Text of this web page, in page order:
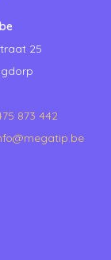
25
873 442